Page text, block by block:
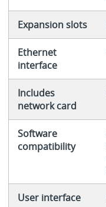
Expansion slots
Ethernet
interface
Includes
network card
Software
compatibility
User interface